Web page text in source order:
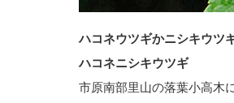
ハコネウツギかニシキウツ
ハコネニシキウツギ
市原南部里山の落葉小高木